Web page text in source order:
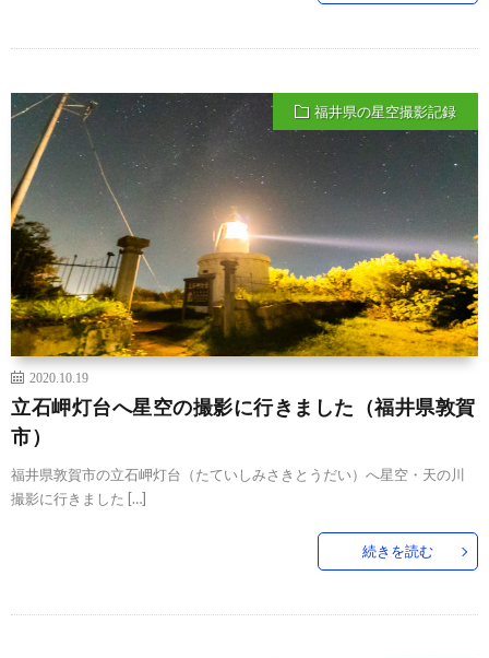
福井県の星空撮影記録
2020.10.19
立石岬灯台へ星空の撮影に行きました（福井県敦賀
市）
福井県敦賀市の立石岬灯台（たていしみさきとうだい）へ星空・天の川
撮影に行きました […]
続きを読む